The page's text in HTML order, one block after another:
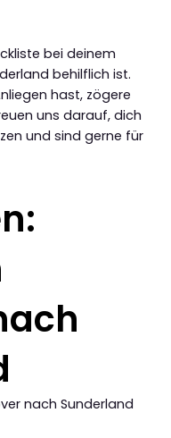
bei deinem
behilflich ist.
hast, zögere
uns darauf, dich
und sind gerne für
nach Sunderland